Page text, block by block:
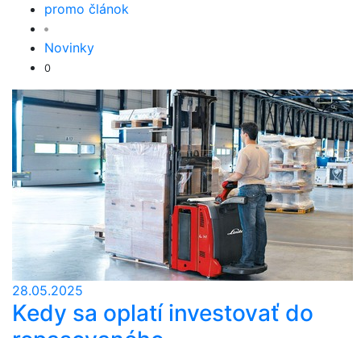
promo článok
Novinky
0
28.05.2025
Kedy sa oplatí investovať do